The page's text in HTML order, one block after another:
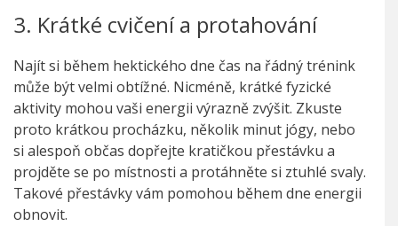
3. Krátké cvičení a protahování
Najít si během hektického dne čas na řádný trénink
může být velmi obtížné. Nicméně, krátké fyzické
aktivity mohou vaši energii výrazně zvýšit. Zkuste
proto krátkou procházku, několik minut jógy, nebo
si alespoň občas dopřejte kratičkou přestávku a
projděte se po místnosti a protáhněte si ztuhlé svaly.
Takové přestávky vám pomohou během dne energii
obnovit.